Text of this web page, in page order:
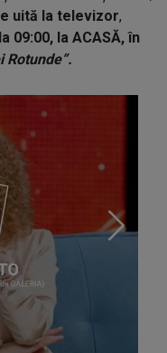
uită la televizor,
09:00, la ACASĂ, în
Rotunde”.